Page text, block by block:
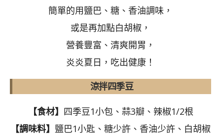
簡單的用鹽巴、糖、香油調味，
或是再加點白胡椒，
營養豐富、清爽開胃，
炎炎夏日，吃出健康！
涼拌四季豆
【食材】 四季豆1小包、蒜3瓣、辣椒1/2根
【調味料】 鹽巴1小匙、糖少許、香油少許、白胡椒